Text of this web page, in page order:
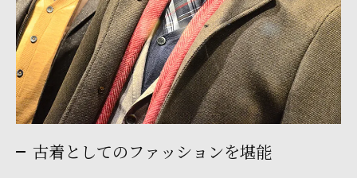
古着としてのファッションを堪能